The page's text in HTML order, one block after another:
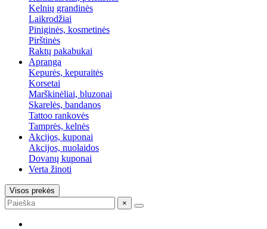
Kelnių grandinės
Laikrodžiai
Piniginės, kosmetinės
Pirštinės
Raktų pakabukai
Apranga
Kepurės, kepuraitės
Korsetai
Marškinėliai, bluzonai
Skarelės, bandanos
Tattoo rankovės
Tamprės, kelnės
Akcijos, kuponai
Akcijos, nuolaidos
Dovanų kuponai
Verta žinoti
Visos prekės
×